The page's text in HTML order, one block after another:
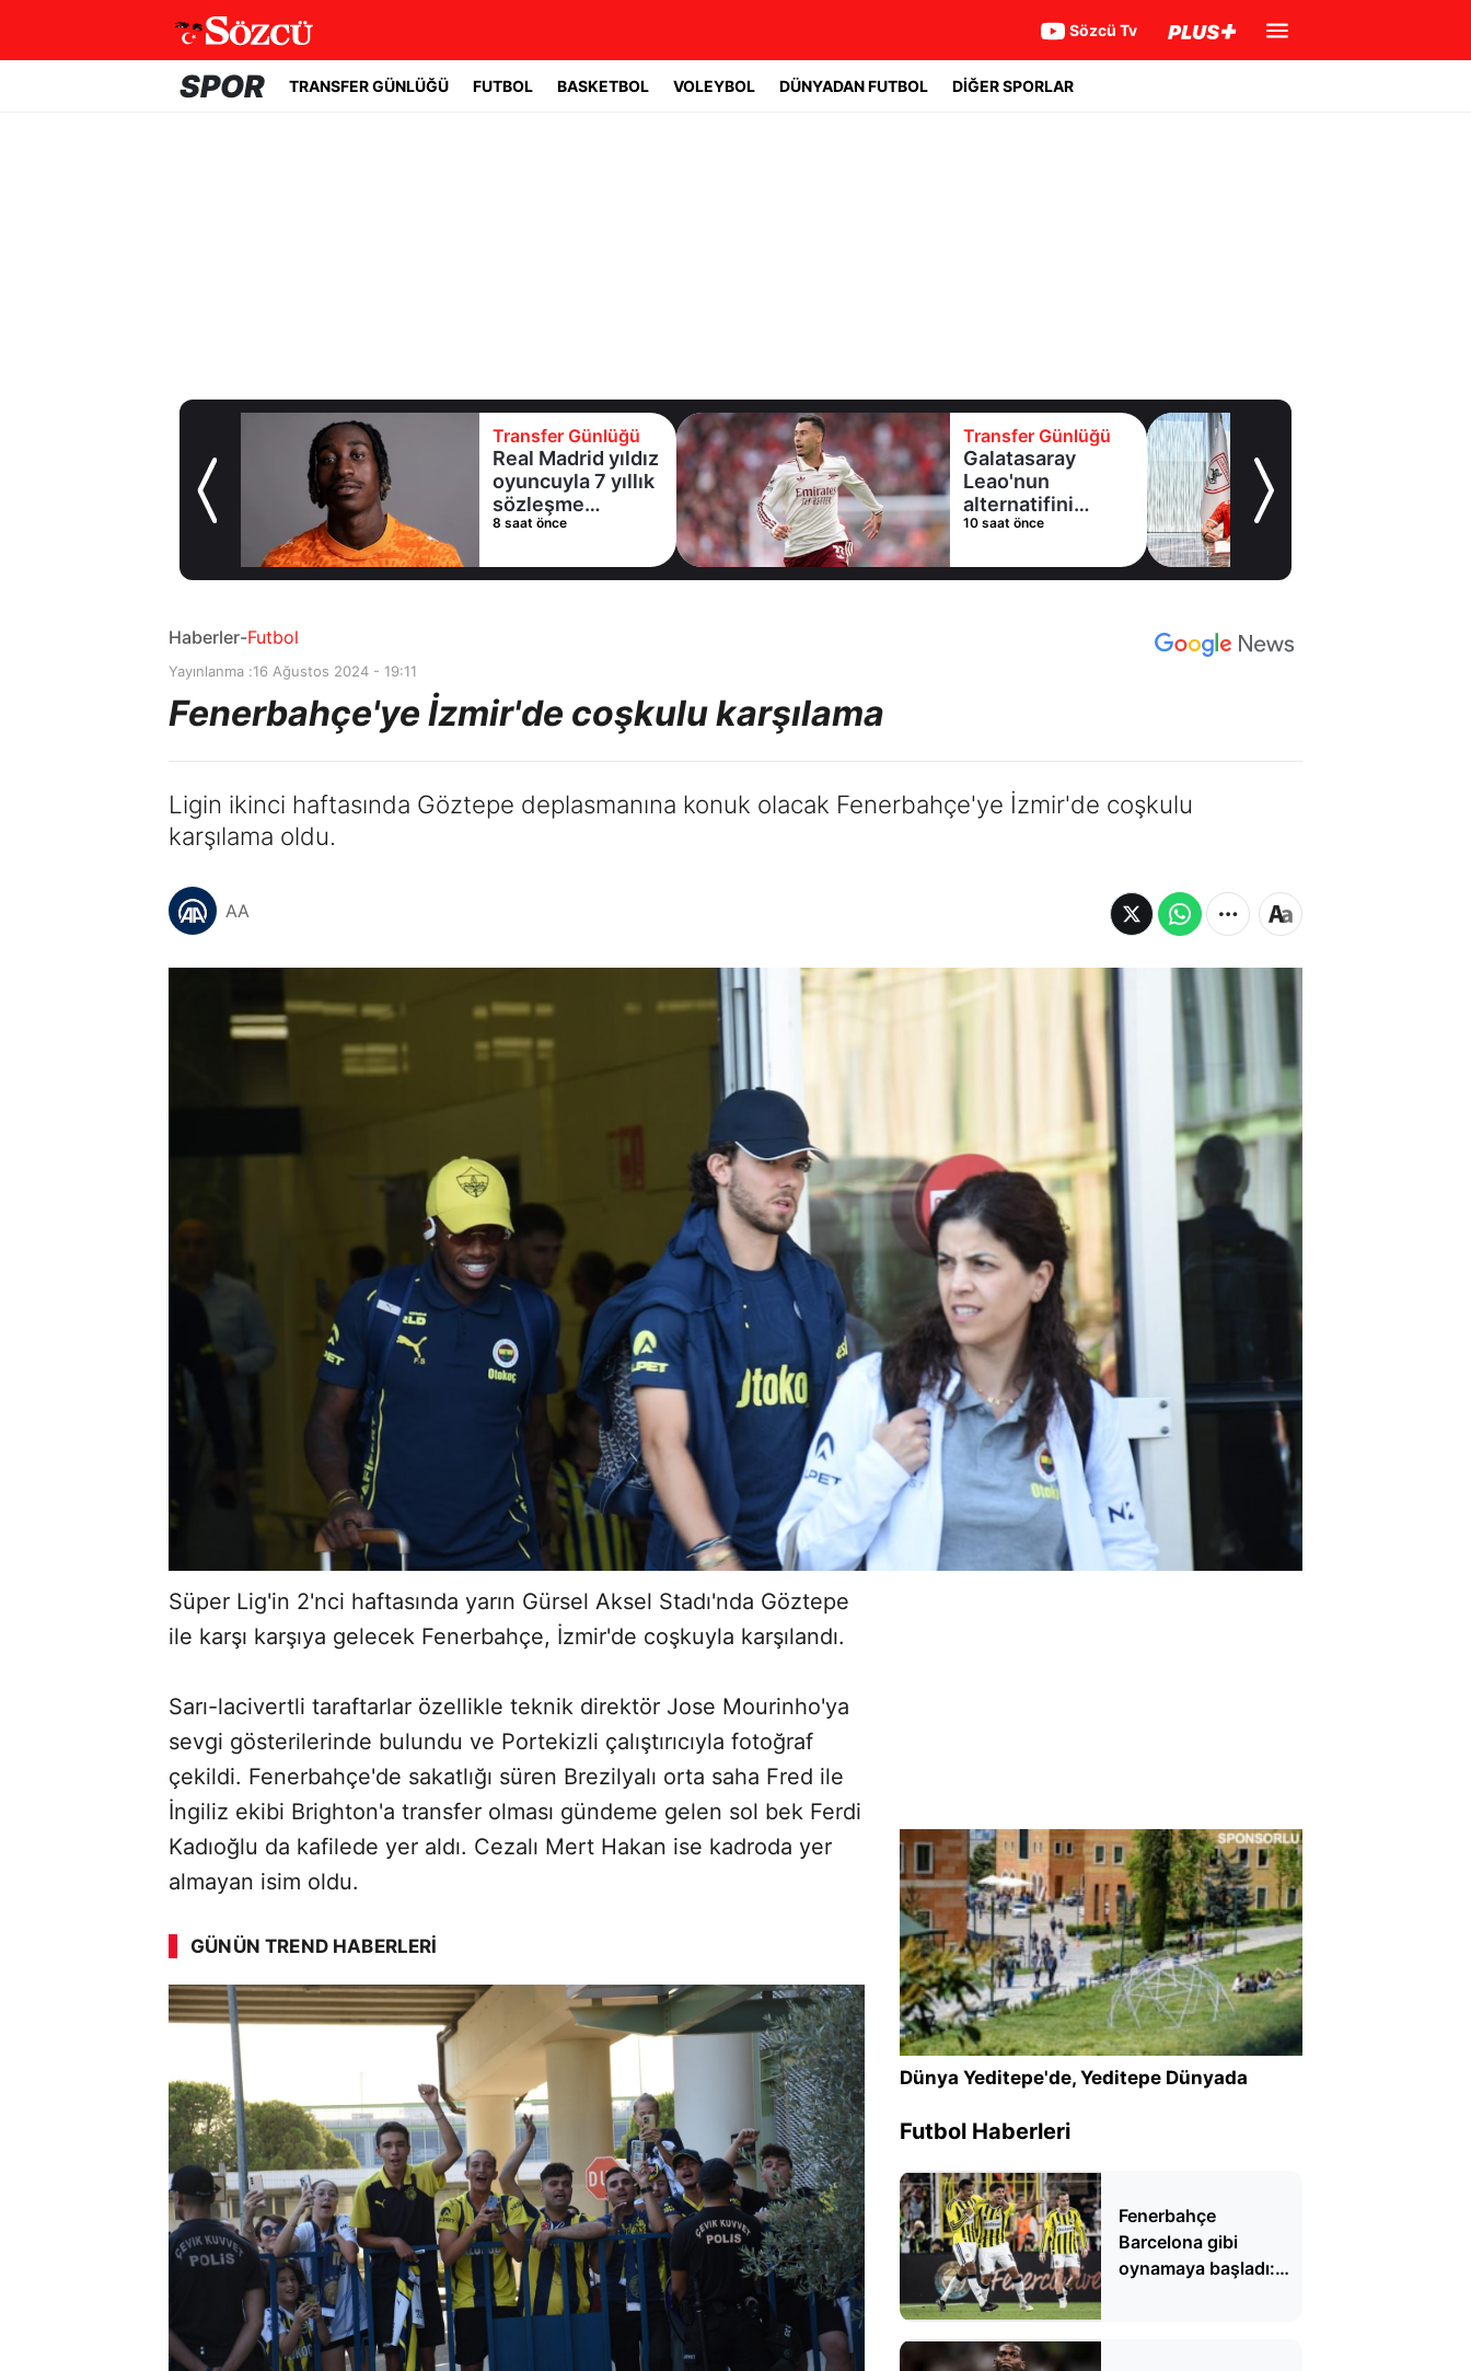
Sözcü Tv
SPOR TRANSFER GÜNLÜĞÜ FUTBOL BASKETBOL VOLEYBOL DÜNYADAN FUTBOL DİĞER SPORLAR
Real Madrid yıldız
oyuncuyla 7 yıllık
Transfer Günlüğü
Galatasaray
Leao'nun
alternatifini
Arsenal'de buldu
10 saat önce
Transfer Günlüğü
Samsunspor,
Polonyalı
stoperle imzaladı
13 saat önce
Haberler-Futbol
Yayınlanma :16 Ağustos 2024 - 19:11
Fenerbahçe'ye İzmir'de coşkulu karşılama
Ligin ikinci haftasında Göztepe deplasmanına konuk olacak Fenerbahçe'ye İzmir'de coşkulu
karşılama oldu.
AA
Süper Lig'in 2'nci haftasında yarın Gürsel Aksel Stadı'nda Göztepe
ile karşı karşıya gelecek Fenerbahçe, İzmir'de coşkuyla karşılandı.
Sarı-lacivertli taraftarlar özellikle teknik direktör Jose Mourinho'ya
sevgi gösterilerinde bulundu ve Portekizli çalıştırıcıyla fotoğraf
çekildi. Fenerbahçe'de sakatlığı süren Brezilyalı orta saha Fred ile
İngiliz ekibi Brighton'a transfer olması gündeme gelen sol bek Ferdi
Kadıoğlu da kafilede yer aldı. Cezalı Mert Hakan ise kadroda yer
almayan isim oldu.
GÜNÜN TREND HABERLERI
00:02 / 09:08
Sesi Aç
Dünya Yeditepe'de, Yeditepe Dünyada
Futbol Haberleri
Fenerbahçe
Barcelona gibi
oynamaya başladı: